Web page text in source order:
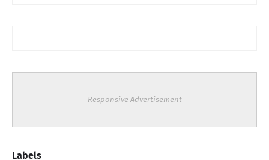
Responsive Advertisement
Labels